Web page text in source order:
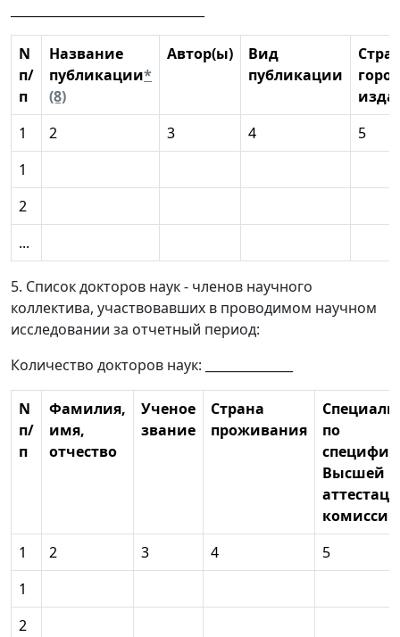
N
п/
п
Название
публикации*
(8)
Автор(ы)
Вид
публикации
1
2 3 4
5
1
2
...
5. Список докторов наук - членов научного
коллектива, участвовавших в проводимом научном
исследовании за отчетный период:
Количество докторов наук: ______________
N
п/
п
Фамилия,
имя,
отчество
Ученое
звание
Страна
проживания
по
Высшей
комиссии
1
2 3 4
5
1
2